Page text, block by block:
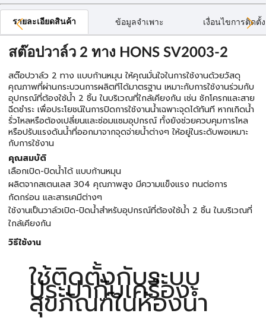
รายละเอียดสินค้า ข้อมูลจำเพาะ เงื่อนไขการติดตั้ง
สต๊อปวาล์ว 2 ทาง HONS SV2003-2
สต๊อปวาล์ว 2 ทาง แบบก้านหมุน ให้คุณมั่นใจในการใช้งานด้วยวัสดุ
คุณภาพที่ผ่านกระบวนการผลิตทีได้มาตรฐาน เหมาะกับการใช้งานร่วมกับ
อุปกรณ์ที่ต้องใช้น้ำ 2 ชิ้น ในบริเวณที่ใกล้เคียงกัน เช่น ชักโครกและสาย
ฉีดชำระ เพื่อประโยชน์ในการปิดการใช้งานน้ำเฉพาะจุดได้ทันที หากเกิดน้ำ
รั่วไหลหรือต้องเปลี่ยนและซ่อมแซมอุปกรณ์ ทั้งยังช่วยควบคุมการไหล
หรือปรับแรงดันน้ำที่ออกมาจากจุดจ่ายน้ำต่างๆ ให้อยู่ในระดับพอเหมาะ
กับการใช้งาน
คุณสมบัติ
เลือกเปิด-ปิดน้ำได้ แบบก้านหมุน
ผลิตจากสเตนเลส 304 คุณภาพสูง มีความแข็งแรง ทนต่อการ
กัดกร่อน และสารเคมีต่างๆ
ใช้งานเป็นวาล์วเปิด-ปิดน้ำสำหรับอุปกรณ์ที่ต้องใช้น้ำ 2 ชิ้น ในบริเวณที่
ใกล้เคียงกัน
วิธีใช้งาน
ใช้ติดตั้งกับระบบ
ประปากับเครื่อง
สุขภัณฑ์ในห้องน้ำ